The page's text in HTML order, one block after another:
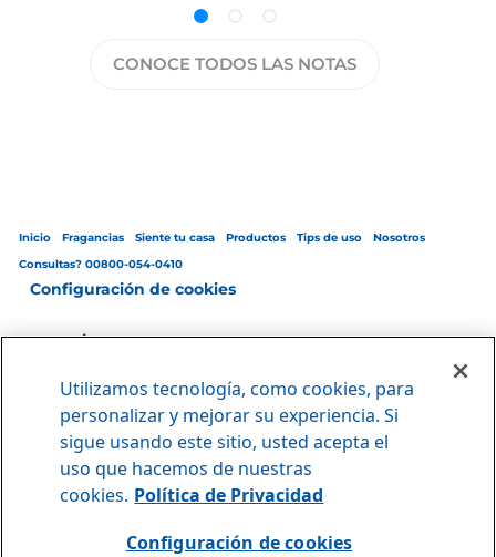
CONOCE TODOS LAS NOTAS
Inicio Fragancias Siente tu casa Productos Tips de uso
Nosotros
Consultas? 00800-054-0410
Configuración de cookies
© Copyright 2025 The Clorox Company, Inc.
Utilizamos tecnología, como cookies, para
personalizar y mejorar su experiencia. Si
sigue usando este sitio, usted acepta el
uso que hacemos de nuestras
cookies. Política de Privacidad
Configuración de cookies